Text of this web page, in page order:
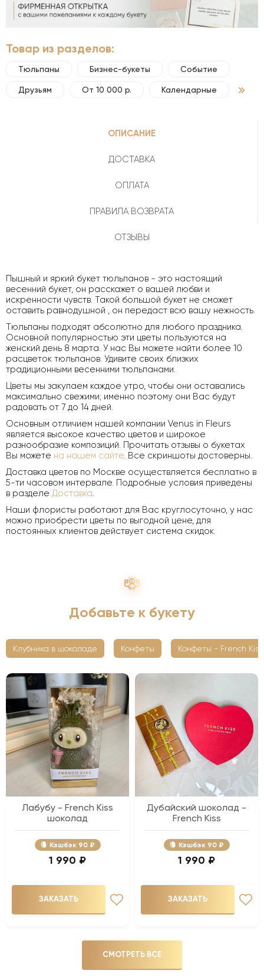
Товар из разделов:
Тюльпаны Бизнес-букеты Событие
Друзьям От 10 000 р. Календарные
ОПИСАНИЕ
ДОСТАВКА
ОПЛАТА
ПРАВИЛА ВОЗВРАТА
ОТЗЫВЫ
Пышный и яркий букет тюльпанов - это настоящий
весенний букет, он расскажет о вашей любви и
искренности чувств. Такой большой букет не сможет
оставить равнодушной , он передаст всю вашу нежность.
Тюльпаны подходят абсолютно для любого праздника.
Основной популярностью эти цветы пользуются на
женский день 8 марта. У нас Вы можете найти более 10
расцветок тюльпанов. Удивите своих близких
традиционными весенними тюльпанами.
Цветы мы закупаем каждое утро, чтобы они оставались
максимально свежими; именно поэтому они Вас будут
радовать от 7 до 14 дней.
Основным отличием нашей компании Venus in Fleurs
является высокое качество цветов и широкое
разнообразие композиций. Прочитать отзывы о букетах
Вы можете на нашем сайте. Все скриншоты достоверны.
Доставка цветов по Москве осуществляется бесплатно в
5-ти часовом интервале. Подробные условия приведены
в разделе Доставка.
Наши флористы работают для Вас круглосуточно, у нас
можно приобрести цветы по выгодной цене, для
постоянных клиентов действует система скидок.
Добавьте к букету
Клубника в шоколаде Конфеты Конфеты - French Kiss
Лабубу - French Kiss
шоколад
Кэшбэк 90 ₽
1 990 ₽
ЗАКАЗАТЬ
Дубайский шоколад -
French Kiss
Кэшбэк 90 ₽
1 990 ₽
ЗАКАЗАТЬ
СМОТРЕТЬ ВСЕ